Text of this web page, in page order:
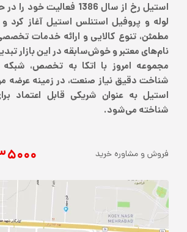
استیل رخ از سال 1386 فعالیت
لوله و پروفیل استنلس استیل آغاز کرد و
مطمئن، تنوع کالایی و ارائه خدمات
نام‌های معتبر و خوش‌سابقه در این بازار
مجموعه امروز با اتکا به تخصص،
شناخت دقیق نیاز صنعت، در زمینه عرضه
استیل به عنوان شریکی قابل اعتماد
شناخته می‌شود.
فروش و مشاوره خرید ۰۲۱